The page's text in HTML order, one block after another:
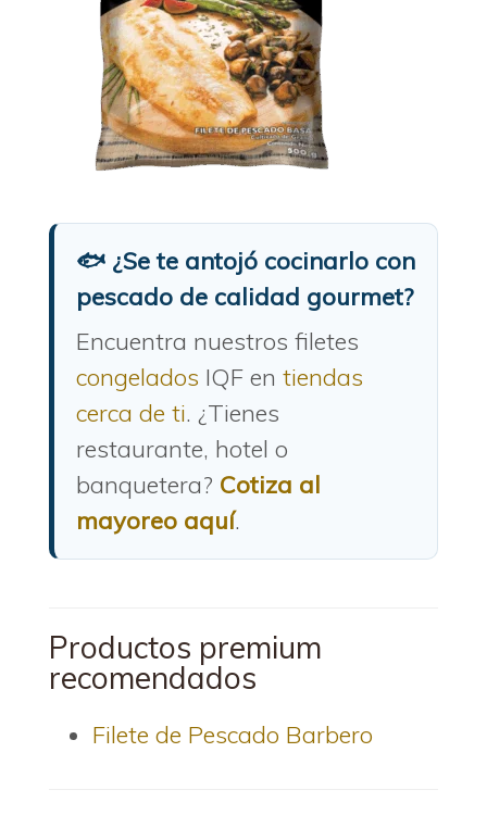
🐟 ¿Se te antojó cocinarlo con
pescado de calidad gourmet?
Encuentra nuestros filetes
congelados IQF en tiendas
cerca de ti. ¿Tienes
restaurante, hotel o
banquetera? Cotiza al
mayoreo aquí.
Productos premium
recomendados
Filete de Pescado Barbero